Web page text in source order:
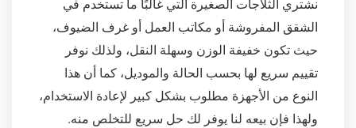
نشتري الثلاجات الصغيرة التي غالبًا ما تستخدم في
الشقق المفروشة أو مكاتب العمل أو غرف الضيوف،
حيث تكون خفيفة الوزن وسهلة النقل، ولذلك نوفر
تقييم سريع لها بحسب الحالة والموديل، كما أن هذا
النوع من الأجهزة مطلوب بشكل كبير لإعادة الاستخدام،
ولهذا فإن بيعه لنا يوفر لك حل سريع للتخلص منه.